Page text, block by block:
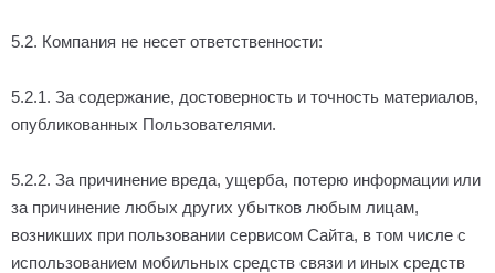
5.2. Компания не несет ответственности:
5.2.1. За содержание, достоверность и точность материалов,
опубликованных Пользователями.
5.2.2. За причинение вреда, ущерба, потерю информации или
за причинение любых других убытков любым лицам,
возникших при пользовании сервисом Сайта, в том числе с
использованием мобильных средств связи и иных средств